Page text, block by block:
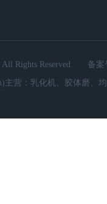
Rights Reserved.
备案
主营：乳化机、胶体磨